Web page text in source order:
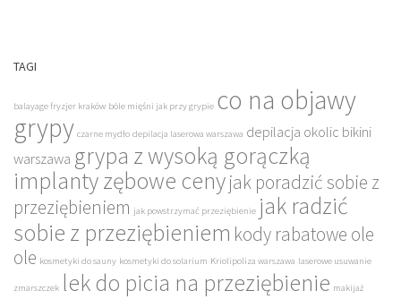
TAGI
balayage fryzjer kraków bóle mięśni jak przy grypie co na objawy
grypy czarne mydło depilacja laserowa warszawa depilacja okolic bikini
warszawa grypa z wysoką gorączką
implanty zębowe cenyjak poradzić sobie z
przeziębieniem jak powstrzymać przeziębienie jak radzić
sobie z przeziębieniem kody rabatowe ole
ole kosmetyki do sauny kosmetyki do solarium Kriolipoliza warszawa laserowe usuwanie
zmarszczek lek do picia na przeziębienie makijaż